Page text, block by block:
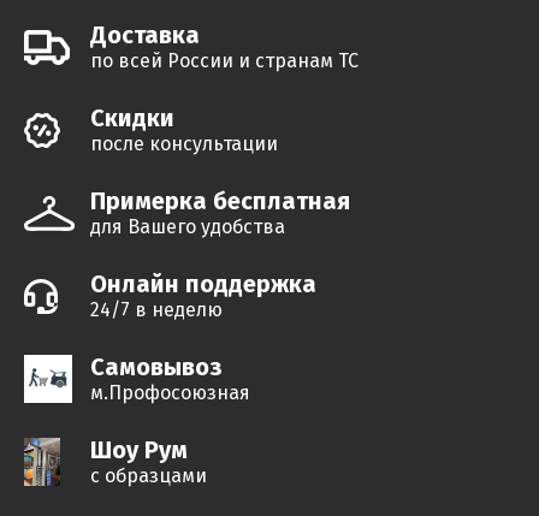
Доставка
по всей России и странам ТС
Cкидки
после консультации
Примерка бесплатная
для Вашего удобства
Онлайн поддержка
24/7 в неделю
Самовывоз
м.Профосоюзная
Шоу Рум
с образцами